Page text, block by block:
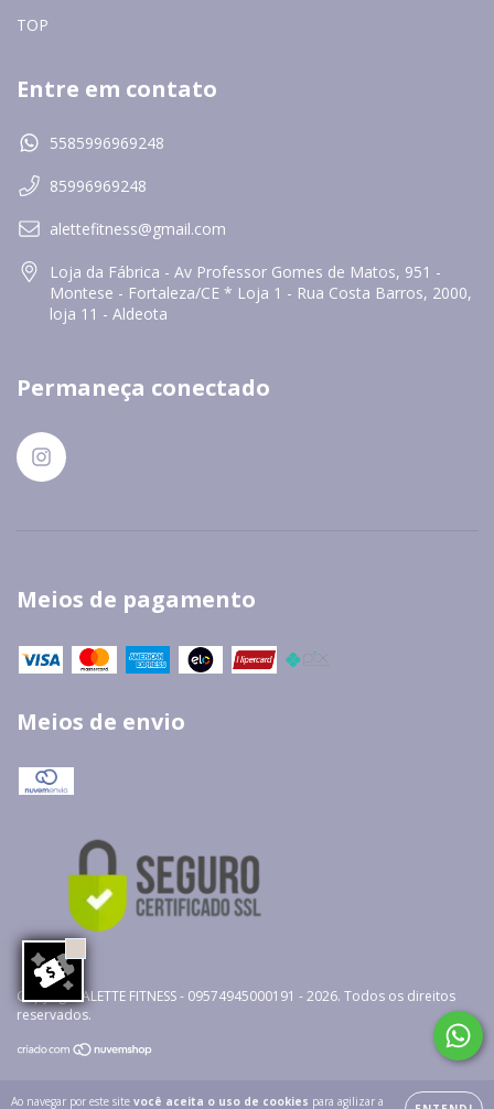
Ao navegar por este site você aceita o uso de cookies para agilizar a
TOP
Entre em contato
5585996969248
85996969248
alettefitness@gmail.com
Loja da Fábrica - Av Professor Gomes de Matos, 951 -
Montese - Fortaleza/CE * Loja 1 - Rua Costa Barros, 2000,
loja 11 - Aldeota
Permaneça conectado
Meios de pagamento
Meios de envio
Copyright ALETTE FITNESS - 09574945000191 - 2026. Todos os direitos
reservados.